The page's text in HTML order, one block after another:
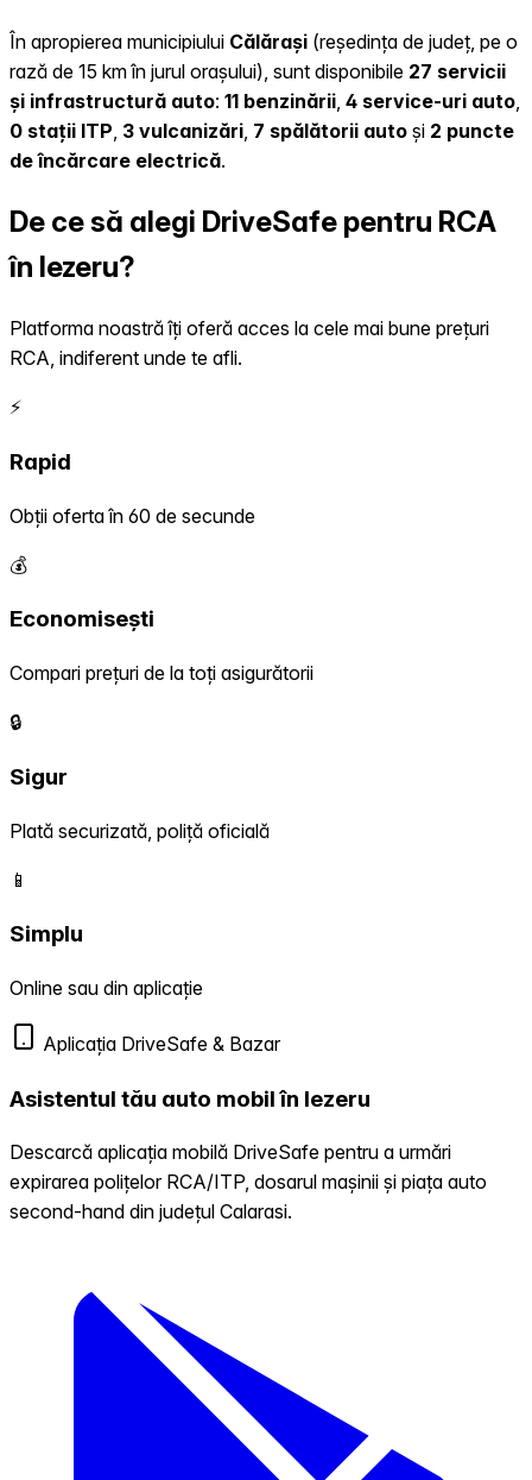
În apropierea municipiului Călărași (reședința de județ, pe o
rază de 15 km în jurul orașului), sunt disponibile 27 servicii
și infrastructură auto: 11 benzinării, 4 service-uri auto,
0 stații ITP, 3 vulcanizări, 7 spălătorii auto și 2 puncte
de încărcare electrică.
De ce să alegi DriveSafe pentru RCA
în Iezeru?
Platforma noastră îți oferă acces la cele mai bune prețuri
RCA, indiferent unde te afli.
⚡
Rapid
Obții oferta în 60 de secunde
💰
Economisești
Compari prețuri de la toți asigurătorii
🔒
Sigur
Plată securizată, poliță oficială
📱
Simplu
Online sau din aplicație
Aplicația DriveSafe & Bazar
Asistentul tău auto mobil în Iezeru
Descarcă aplicația mobilă DriveSafe pentru a urmări
expirarea polițelor RCA/ITP, dosarul mașinii și piața auto
second-hand din județul Calarasi.